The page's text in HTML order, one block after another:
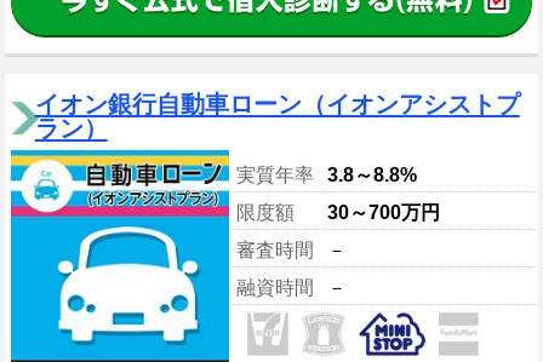
イオン銀行自動車ローン（イオンアシストプ
ラン）
実質年率
3.8～8.8%
限度額
30～700万円
審査時間
－
融資時間
－